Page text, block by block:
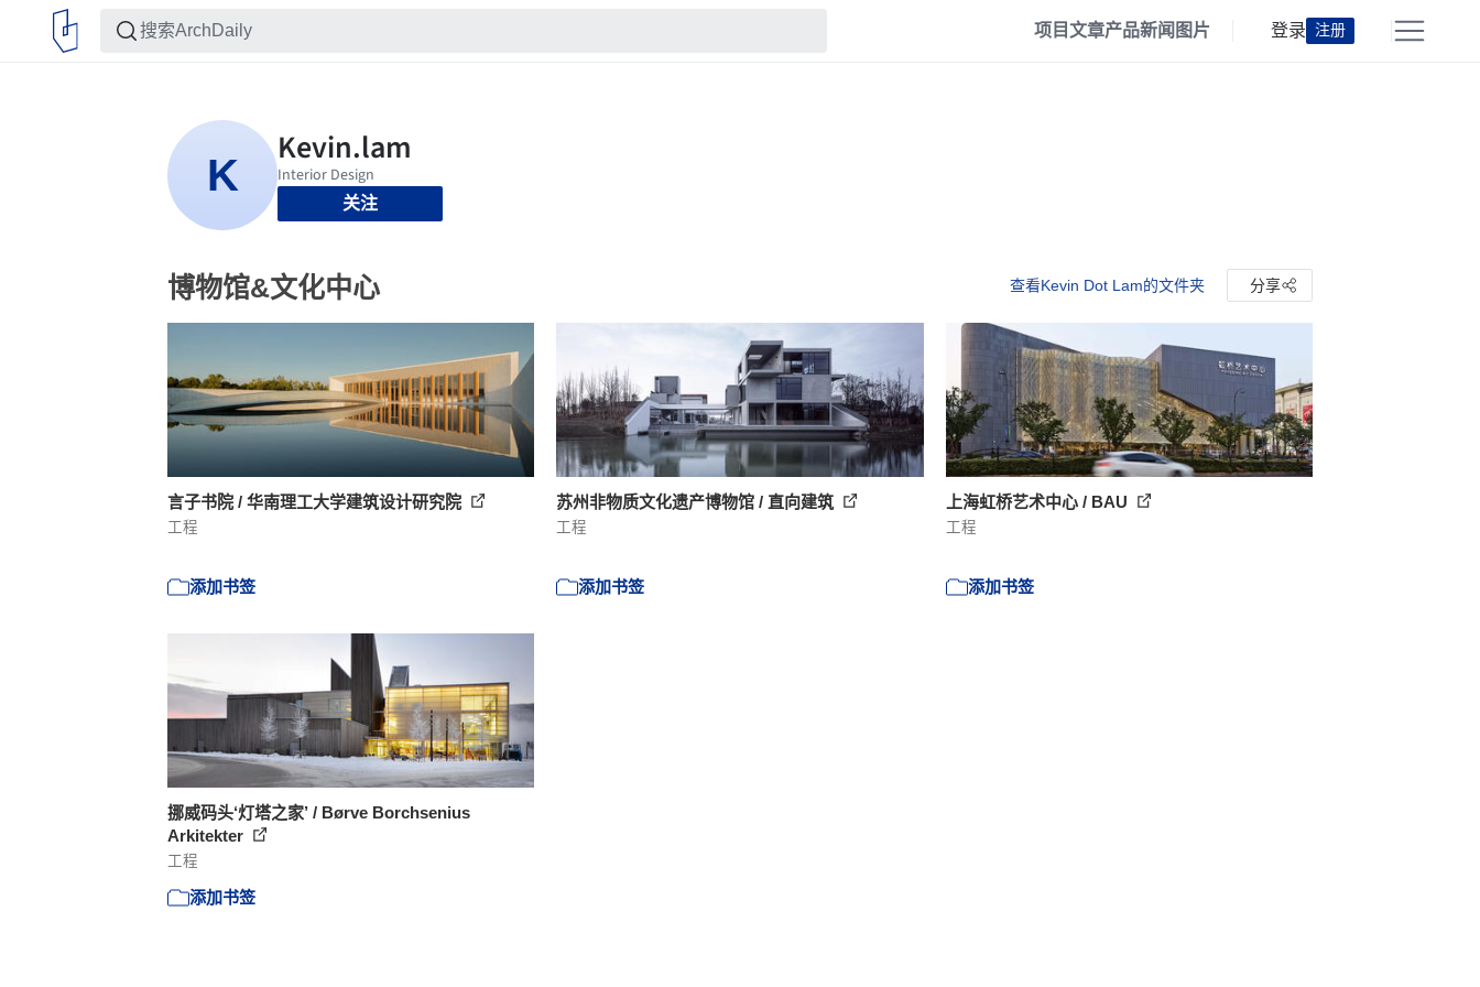
项目文章产品新闻 图片 登录 注册
关注
博物馆&文化中心 查看Kevin Dot Lam的文件夹 分享
言子书院 / 华南理工大学建筑设计研究院
工程
添加书签
苏州非物质文化遗产博物馆 / 直向建筑
工程
添加书签
上海虹桥艺术中心 / BAU
工程
添加书签
挪威码头‘灯塔之家’ / Børve Borchsenius
Arkitekter
工程
添加书签